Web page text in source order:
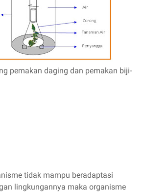
pemakan daging dan pemakan biji-
tidak mampu beradaptasi
lingkungannya maka organisme